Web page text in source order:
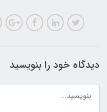
دیدگاه خود را بنویسید